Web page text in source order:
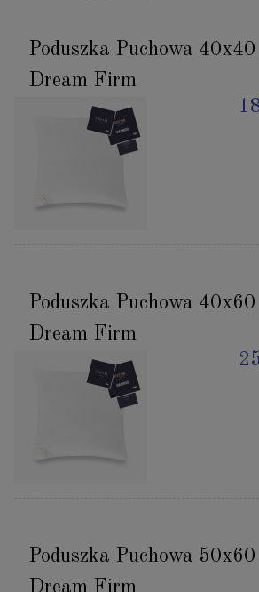
Poduszka Puchowa
Dream Firm
Poduszka Puchowa
Dream Firm
Poduszka Puchowa
Dream Firm